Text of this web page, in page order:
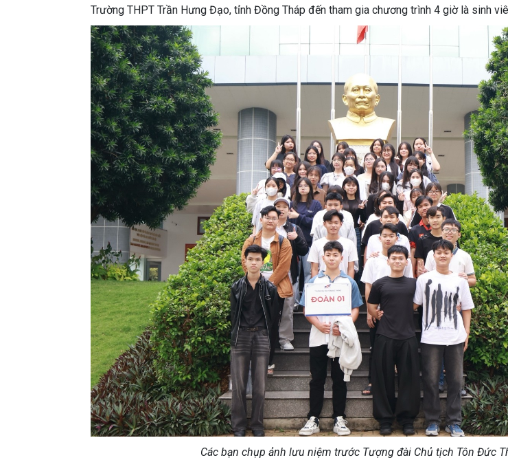
Trường THPT Trần Hưng Đạo, tỉnh Đồng Tháp đến tham gia chương trình 4 giờ là sinh
Các bạn chụp ảnh lưu niệm trước Tượng đài Chủ tịch Tôn Đức